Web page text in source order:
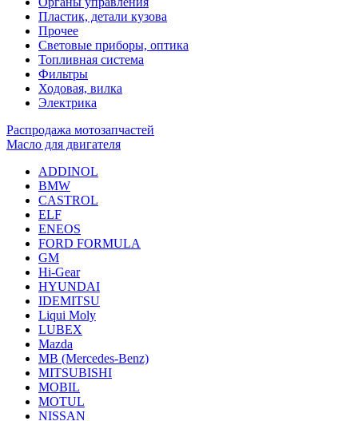
Пластик, детали кузова
Прочее
Световые приборы, оптика
Топливная система
Фильтры
Ходовая, вилка
Электрика
Распродажа мотозапчастей
Масло для двигателя
ADDINOL
BMW
CASTROL
ELF
ENEOS
FORD FORMULA
GM
Hi-Gear
HYUNDAI
IDEMITSU
Liqui Moly
LUBEX
Mazda
MB (Mercedes-Вenz)
MITSUBISHI
MOBIL
MOTUL
NISSAN